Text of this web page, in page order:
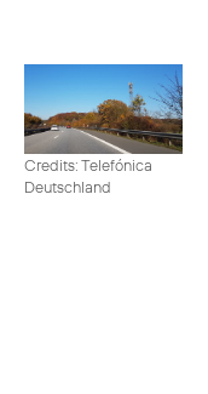
Credits: Telefónica
Deutschland